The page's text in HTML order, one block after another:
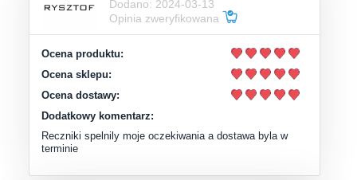
Dodano: 2024-03-13
Opinia zweryfikowana
Ocena produktu:
Ocena sklepu:
Ocena dostawy:
Dodatkowy komentarz:
Reczniki spelnily moje oczekiwania a dostawa byla w
terminie